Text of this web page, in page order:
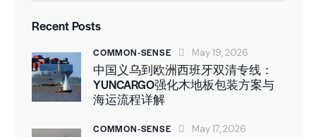
Recent Posts
COMMON-SENSE May 19, 2026
中国义乌到欧洲西班牙双清专线：
YUNCARGO强化木地板包装方案与
海运流程详解
COMMON-SENSE May 17, 2026